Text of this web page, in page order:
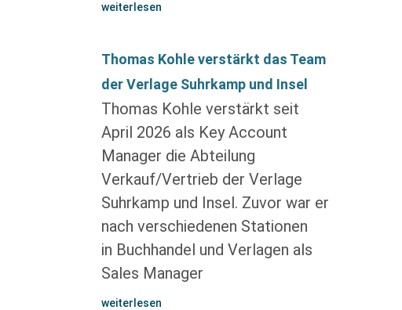
weiterlesen
Thomas Kohle verstärkt das Team
der Verlage Suhrkamp und Insel
Thomas Kohle verstärkt seit
April 2026 als Key Account
Manager die Abteilung
Verkauf/Vertrieb der Verlage
Suhrkamp und Insel. Zuvor war er
nach verschiedenen Stationen
in Buchhandel und Verlagen als
Sales Manager
weiterlesen